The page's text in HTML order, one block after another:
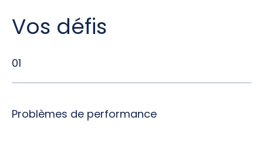
Vos défis
01
Problèmes de performance